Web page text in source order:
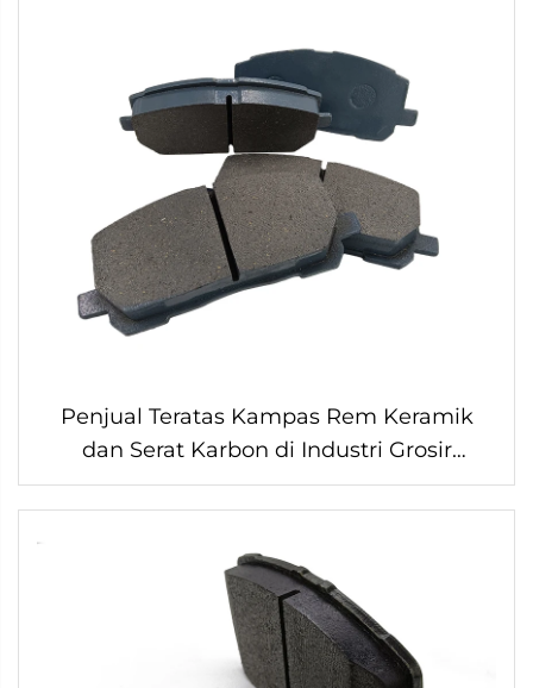
Penjual Teratas Kampas Rem Keramik
dan Serat Karbon di Industri Grosir
Kampas Rem China 04465-48030 untuk
Kampas Rem Toyota